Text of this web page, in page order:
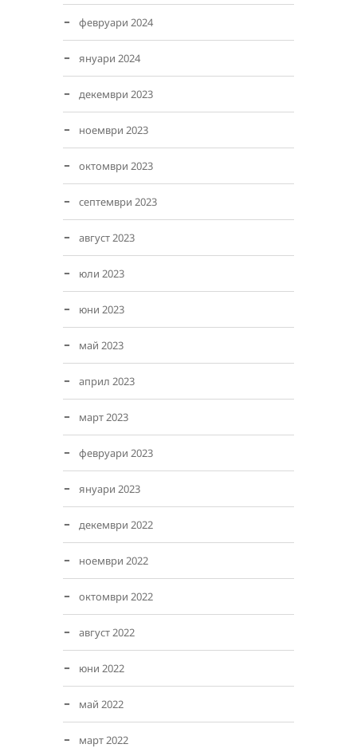
февруари 2024
януари 2024
декември 2023
ноември 2023
октомври 2023
септември 2023
август 2023
юли 2023
юни 2023
май 2023
април 2023
март 2023
февруари 2023
януари 2023
декември 2022
ноември 2022
октомври 2022
август 2022
юни 2022
май 2022
март 2022